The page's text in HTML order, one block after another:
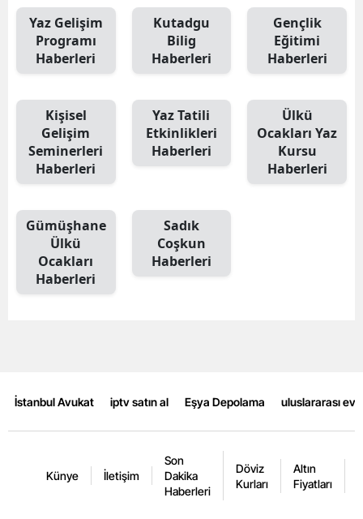
Giresun
Hakkari
Hatay
Isparta
İstanbul
İzmir
Kars
Kırşehir
Yaz Gelişim
Programı
Haberleri
Kutadgu
Bilig
Haberleri
Gençlik
Eğitimi
Haberleri
Kişisel
Gelişim
Seminerleri
Haberleri
Yaz Tatili
Etkinlikleri
Haberleri
Ülkü
Ocakları Yaz
Kursu
Haberleri
Gümüşhane
Ülkü
Ocakları
Haberleri
Sadık
Coşkun
Haberleri
İstanbul Avukat iptv satın al Eşya Depolama uluslararası
Künye İletişim
Son
Dakika
Haberleri
Döviz
Kurları
Altın
Fiyatları